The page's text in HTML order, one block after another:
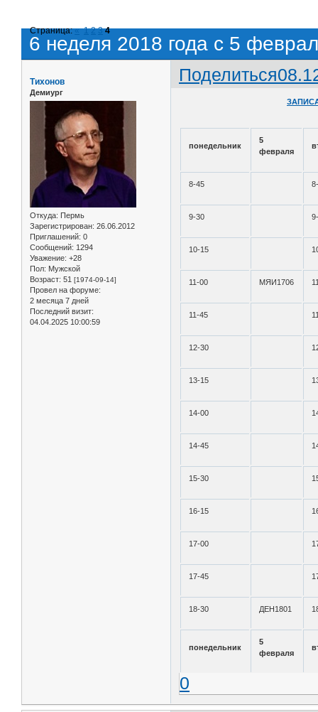
6 неделя 2018 года с 5
Страница:« 1 2 3 4
Поделиться
Тихонов
Демиург
Откуда: Пермь
Зарегистрирован: 26.06.2012
Приглашений: 0
Сообщений: 1294
Уважение: +28
Пол: Мужской
Возраст: 51 [1974-09-14]
Провел на форуме:
2 месяца 7 дней
Последний визит:
04.04.2025 10:00:59
понедельник
5
февраля
8-45
9-30
10-15
11-00 МЯИ1706
11-45
12-30
13-15
14-00
14-45
15-30
16-15
17-00
17-45
18-30 ДЕН1801
понедельник
5
февраля
0